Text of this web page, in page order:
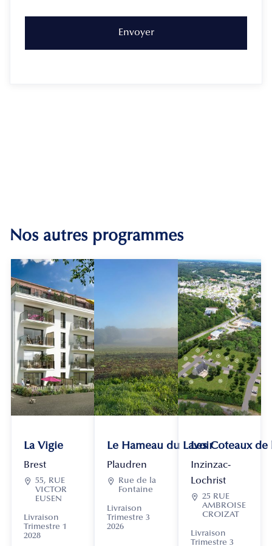
Nos autres programmes
La Vigie
Brest
 55, RUE
VICTOR
EUSEN
Livraison
Trimestre 1
2028
Le Hameau du Lavoir
Plaudren

Rue de la
Fontaine
Livraison
Trimestre 3
2026
Les Coteaux
Inzinzac-
Lochrist
 25 RUE
AMBROISE
CROIZAT
Livraison
Trimestre 3